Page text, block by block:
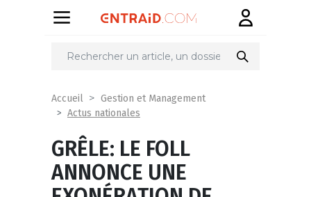
Partager
Accueil
Gestion et Management
Actus nationales
GRÊLE: LE FOLL
ANNONCE UNE